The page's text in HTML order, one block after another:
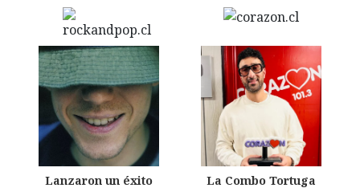
Lanzaron un éxito
La Combo Tortuga